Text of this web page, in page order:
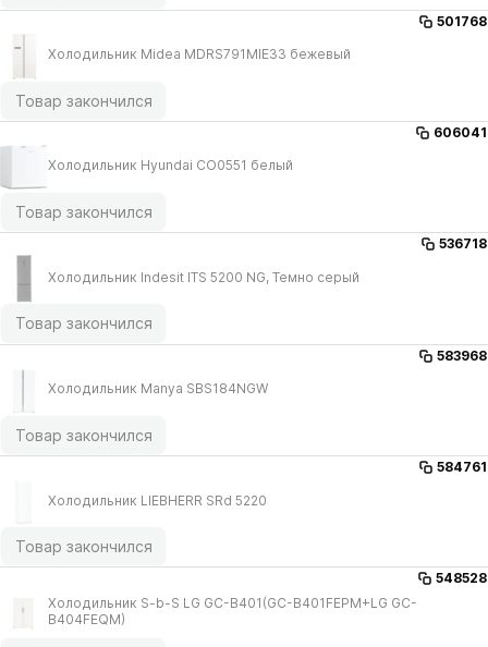
501768
Холодильник Midea MDRS791MIE33 бежевый
Товар закончился
606041
Холодильник Hyundai CO0551 белый
Товар закончился
536718
Холодильник Indesit ITS 5200 NG, Темно серый
Товар закончился
583968
Холодильник Manya SBS184NGW
Товар закончился
584761
Холодильник LIEBHERR SRd 5220
Товар закончился
548528
Холодильник S-b-S LG GC-B401(GC-B401FEPM+LG GC-
B404FEQM)